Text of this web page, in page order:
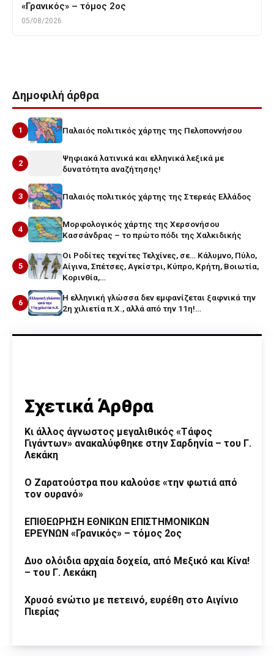
«Γρανικός» – τόμος 2ος
05/08/2026
Δημοφιλή άρθρα
1 Παλαιός πολιτικός χάρτης της Πελοποννήσου
2
Ψηφιακά λατινικά και ελληνικά λεξικά με
δυνατότητα αναζήτησης!
3 Παλαιός πολιτικός χάρτης της Στερεάς Ελλάδος
4
Μορφολογικός χάρτης της Χερσονήσου
Κασσάνδρας – το πρώτο πόδι της Χαλκιδικής
5
Οι Ροδίτες τεχνίτες Τελχίνες, σε… Κάλυμνο, Πύλο,
Αίγινα, Σπέτσες, Αγκίστρι, Κύπρο, Κρήτη, Βοιωτία,
Κορινθία,…
6
Η ελληνική γλώσσα δεν εμφανίζεται ξαφνικά την
2η χιλιετία π.Χ., αλλά από την 11η!…
Σχετικά Άρθρα
Κι άλλος άγνωστος μεγαλιθικός «Τάφος
Γιγάντων» ανακαλύφθηκε στην Σαρδηνία – του Γ.
Λεκάκη
Ο Ζαρατούστρα που καλούσε «την φωτιά από
τον ουρανό»
ΕΠΙΘΕΩΡΗΣΗ ΕΘΝΙΚΩΝ ΕΠΙΣΤΗΜΟΝΙΚΩΝ
ΕΡΕΥΝΩΝ «Γρανικός» – τόμος 2ος
Δυο ολόιδια αρχαία δοχεία, από Μεξικό και Κίνα!
– του Γ. Λεκάκη
Χρυσό ενώτιο με πετεινό, ευρέθη στο Αιγίνιο
Πιερίας